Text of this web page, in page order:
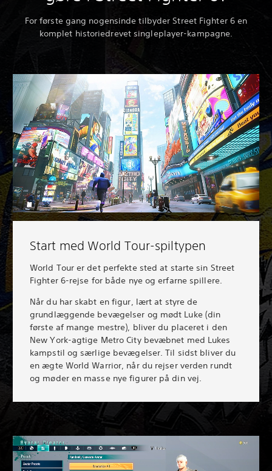
For første gang nogensinde tilbyder Street Fighter 6 en
komplet historiedrevet singleplayer-kampagne.
Start med World Tour-spiltypen
World Tour er det perfekte sted at starte sin Street
Fighter 6-rejse for både nye og erfarne spillere.
Når du har skabt en figur, lært at styre de
grundlæggende bevægelser og mødt Luke (din
første af mange mestre), bliver du placeret i den
New York-agtige Metro City bevæbnet med Lukes
kampstil og særlige bevægelser. Til sidst bliver du
en ægte World Warrior, når du rejser verden rundt
og møder en masse nye figurer på din vej.